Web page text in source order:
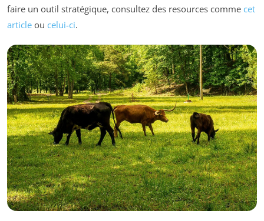
faire un outil stratégique, consultez des resources comme cet
article ou celui-ci.